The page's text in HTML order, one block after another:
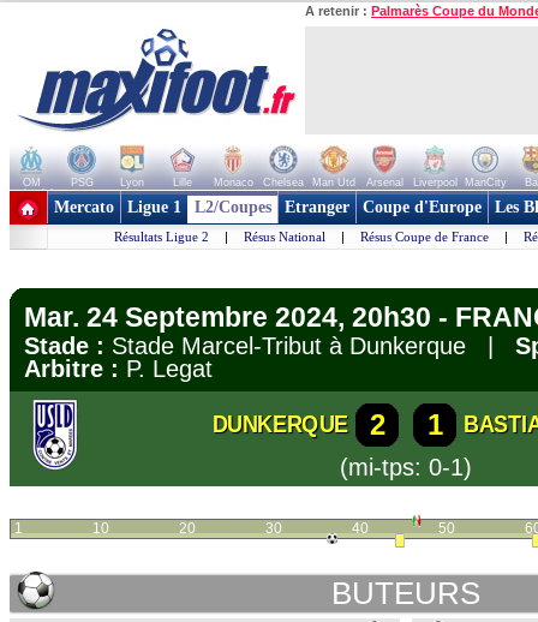
A retenir : Palmarès Coupe du
OM PSG Lyon Lille Monaco Chelsea Man Utd Arsenal Liverpool ManCity
+ de clubs
Mercato Ligue 1 L2/Coupes Etranger Coupe d'Europe Les
Résultats Ligue 2 | Résus National | Résus Coupe de France |
Mar. 24 Septembre 2024, 20h30 -
Stade : Stade Marcel-Tribut à Dunkerque |
Arbitre : P. Legat
DUNKERQUE 2 1
(mi-tps: 0-1)
1 10 20 30 40 50
BUTEURS